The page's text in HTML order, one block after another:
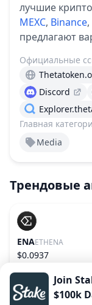
лучшие
MEXC, Binance,
предлагают
Главная
Media
Официальные
Discord
Трендовые
ENAETHENA
$0.0937
Join
$100k